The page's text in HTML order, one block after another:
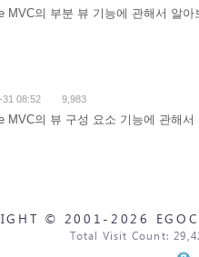
MVC의 부분 뷰 기능에 관해서 알
31 08:52 9,983
MVC의 뷰 구성 요소 기능에 관해
© 2001-2026
Total Visit Count: